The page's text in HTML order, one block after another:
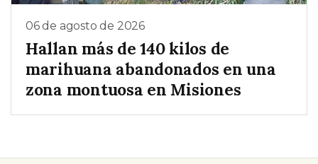
06 de agosto de 2026
Hallan más de 140 kilos de
marihuana abandonados en una
zona montuosa en Misiones